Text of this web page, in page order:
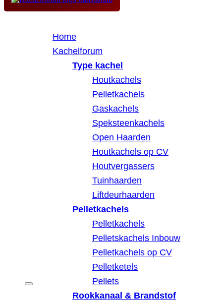
Home
Kachelforum
Type kachel
Houtkachels
Pelletkachels
Gaskachels
Speksteenkachels
Open Haarden
Houtkachels op CV
Houtvergassers
Tuinhaarden
Liftdeurhaarden
Pelletkachels
Pelletkachels
Pelletskachels Inbouw
Pelletkachels op CV
Pelletketels
Pellets
Rookkanaal & Brandstof